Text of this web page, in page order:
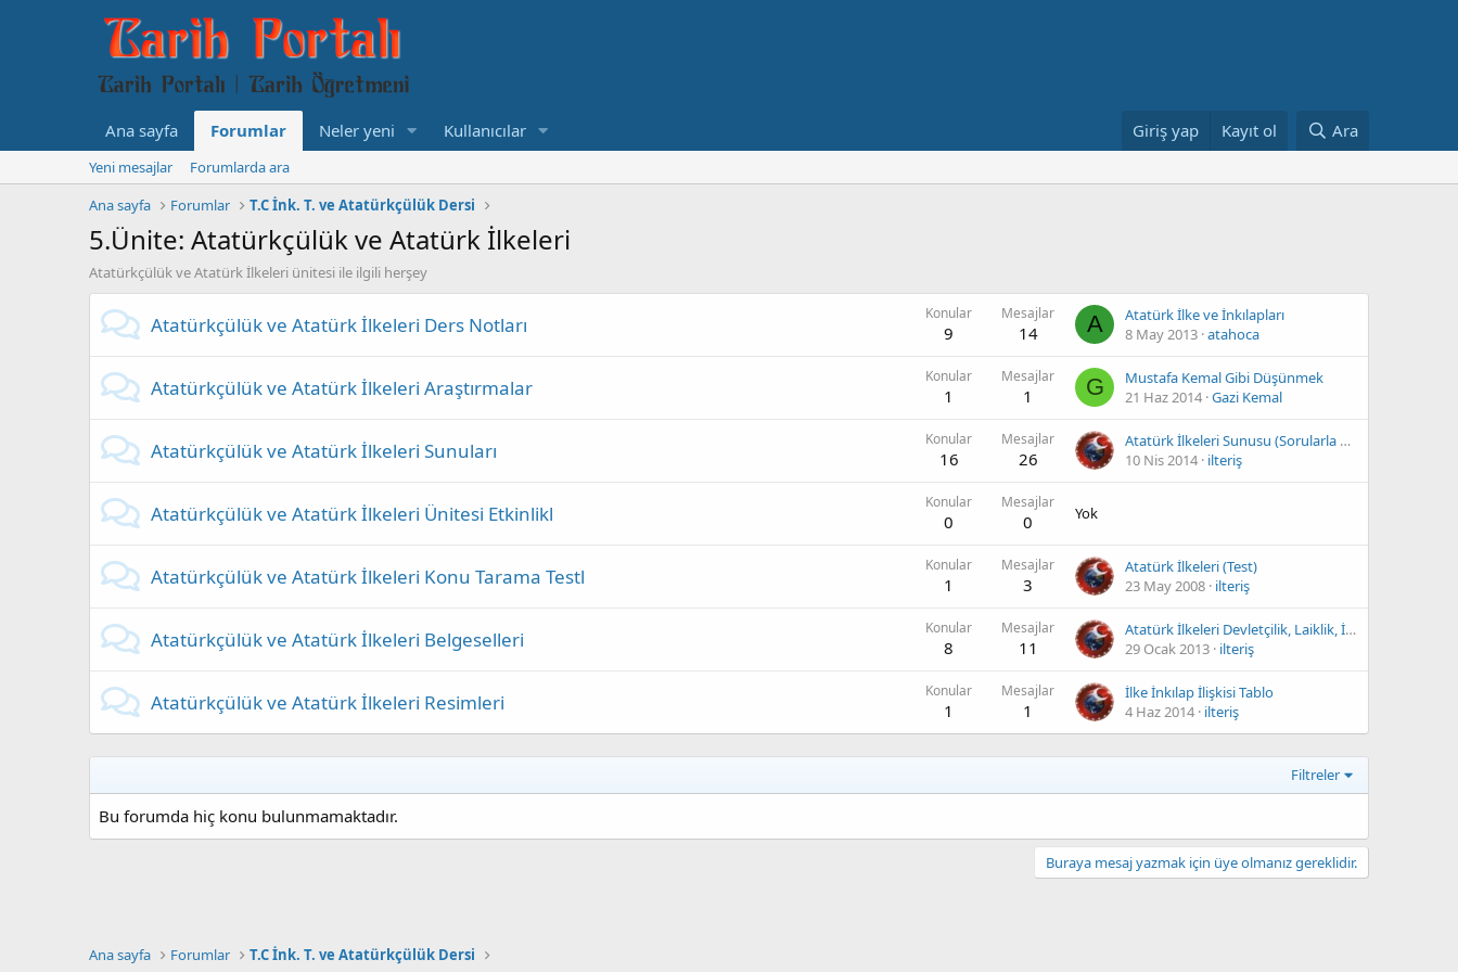
Ana sayfa Forumlar Neler yeni Kullanıcılar Giriş yap Kayıt ol Ara
Yeni mesajlar
Forumlarda ara
Ana sayfa
Forumlar T.C İnk. T. ve Atatürkçülük Dersi
5.Ünite: Atatürkçülük ve Atatürk İlkeleri
Atatürkçülük ve Atatürk İlkeleri ünitesi ile ilgili herşey
Atatürkçülük ve Atatürk İlkeleri Ders Notları Konular
9
Mesajlar
14 A
Atatürk İlke ve İnkılapları
8 May 2013 atahoca
Atatürkçülük ve Atatürk İlkeleri Araştırmalar Konular
1
Mesajlar
1 G
Mustafa Kemal Gibi Düşünmek
21 Haz 2014 Gazi Kemal
Atatürkçülük ve Atatürk İlkeleri Sunuları Konular
16
Mesajlar
26
Atatürk İlkeleri Sunusu (Sorularla Desteklenmiştir)
10 Nis 2014 ilteriş
Atatürkçülük ve Atatürk İlkeleri Ünitesi Etkinlikl Konular
0
Mesajlar
0 Yok
Atatürkçülük ve Atatürk İlkeleri Konu Tarama Testl Konular
1
Mesajlar
3
Atatürk İlkeleri (Test)
23 May 2008 ilteriş
Atatürkçülük ve Atatürk İlkeleri Belgeselleri Konular
8
Mesajlar
11
Atatürk İlkeleri Devletçilik, Laiklik, İnkılapçılık Konu Anlatım Videosu
29 Ocak 2013 ilteriş
Atatürkçülük ve Atatürk İlkeleri Resimleri Konular
1
Mesajlar
1
İlke İnkılap İlişkisi Tablo
4 Haz 2014 ilteriş
Filtreler
Bu forumda hiç konu bulunmamaktadır.
Buraya mesaj yazmak için üye olmanız gereklidir.
Ana sayfa Forumlar T.C İnk. T. ve Atatürkçülük Dersi